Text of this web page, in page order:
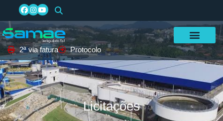
2ª via fatura Protocolo
Licitações